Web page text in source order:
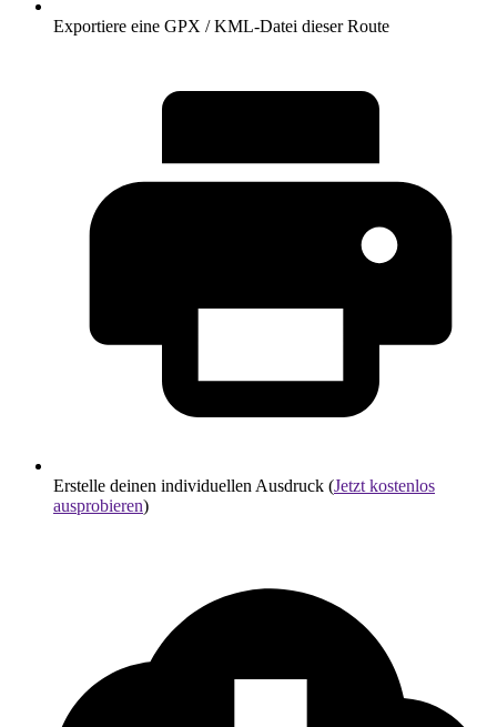
Exportiere eine GPX / KML-Datei dieser Route
Erstelle deinen individuellen Ausdruck (Jetzt kostenlos
ausprobieren)